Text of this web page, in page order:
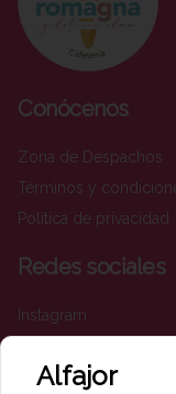
Conócenos
Zona de Despachos
Términos y
Política de privacidad
Redes sociales
Instagram
Alfajor